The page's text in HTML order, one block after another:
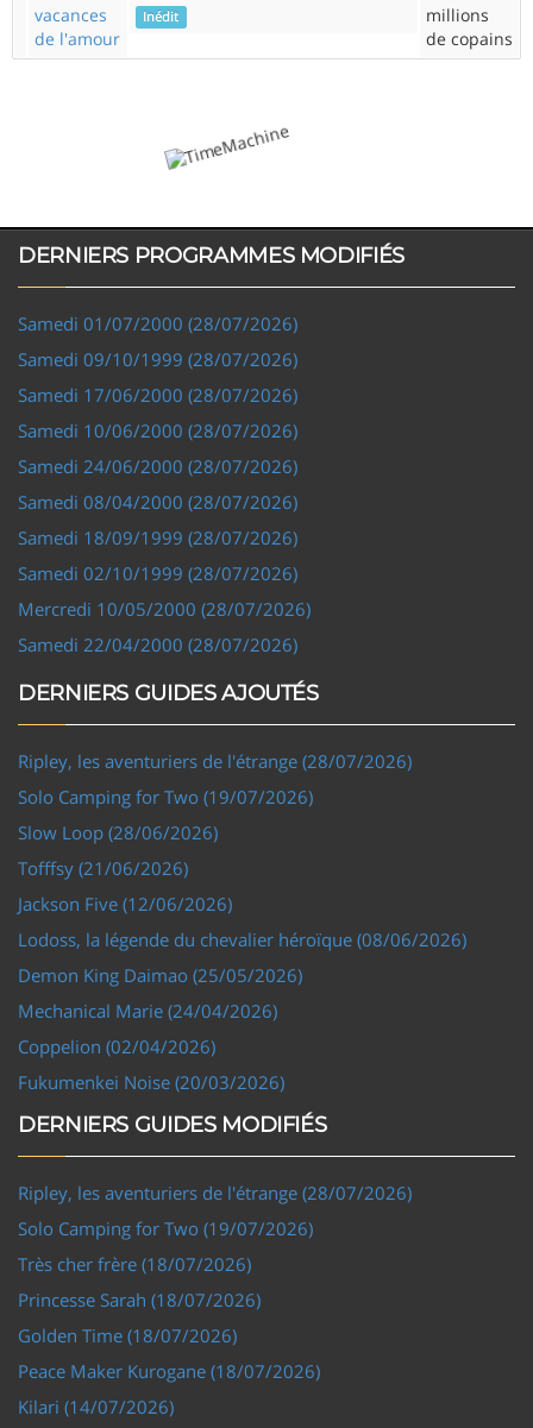
vacances
de l'amour
Inédit
millions
de copains
DERNIERS PROGRAMMES MODIFIÉS
Samedi 01/07/2000 (28/07/2026)
Samedi 09/10/1999 (28/07/2026)
Samedi 17/06/2000 (28/07/2026)
Samedi 10/06/2000 (28/07/2026)
Samedi 24/06/2000 (28/07/2026)
Samedi 08/04/2000 (28/07/2026)
Samedi 18/09/1999 (28/07/2026)
Samedi 02/10/1999 (28/07/2026)
Mercredi 10/05/2000 (28/07/2026)
Samedi 22/04/2000 (28/07/2026)
DERNIERS GUIDES AJOUTÉS
Ripley, les aventuriers de l'étrange (28/07/2026)
Solo Camping for Two (19/07/2026)
Slow Loop (28/06/2026)
Tofffsy (21/06/2026)
Jackson Five (12/06/2026)
Lodoss, la légende du chevalier héroïque (08/06/2026)
Demon King Daimao (25/05/2026)
Mechanical Marie (24/04/2026)
Coppelion (02/04/2026)
Fukumenkei Noise (20/03/2026)
DERNIERS GUIDES MODIFIÉS
Ripley, les aventuriers de l'étrange (28/07/2026)
Solo Camping for Two (19/07/2026)
Très cher frère (18/07/2026)
Princesse Sarah (18/07/2026)
Golden Time (18/07/2026)
Peace Maker Kurogane (18/07/2026)
Kilari (14/07/2026)